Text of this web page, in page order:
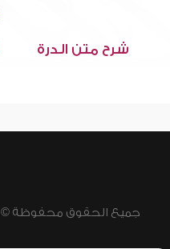
شرح متن الدرة
جميع الحقوق محفوظة © 2026 - 1998 لشبكة إسلام ويب